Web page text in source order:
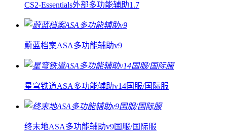
CS2-Essentials外部多功能辅助1.7
蔚蓝档案ASA多功能辅助v9
星穹铁道ASA多功能辅助v14国服/国际服
终末地ASA多功能辅助v9国服/国际服